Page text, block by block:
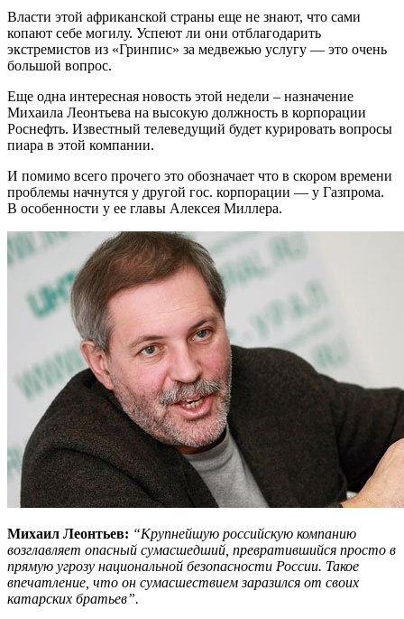
Власти этой африканской страны еще не знают, что сами
копают себе могилу. Успеют ли они отблагодарить
экстремистов из «Гринпис» за медвежью услугу — это очень
большой вопрос.
Еще одна интересная новость этой недели – назначение
Михаила Леонтьева на высокую должность в корпорации
Роснефть. Известный телеведущий будет курировать вопросы
пиара в этой компании.
И помимо всего прочего это обозначает что в скором времени
проблемы начнутся у другой гос. корпорации — у Газпрома.
В особенности у ее главы Алексея Миллера.
Михаил Леонтьев: “Крупнейшую российскую компанию
возглавляет опасный сумасшедший, превратившийся просто в
прямую угрозу национальной безопасности России. Такое
впечатление, что он сумасшествием заразился от своих
катарских братьев”.